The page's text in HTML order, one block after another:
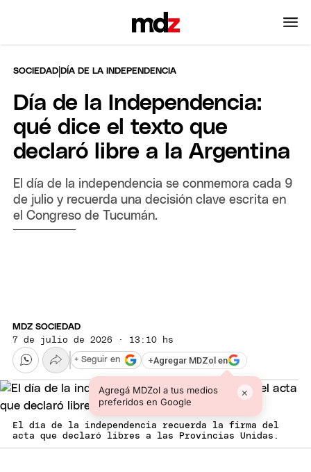
SOCIEDAD |DÍA DE LA INDEPENDENCIA
Día de la Independencia:
qué dice el texto que
declaró libre a la Argentina
El día de la independencia se conmemora cada 9
de julio y recuerda una decisión clave escrita en
el Congreso de Tucumán.
MDZ SOCIEDAD
7 de julio de 2026 · 13:10 hs
+Agregar MDZol en
Agregá MDZol a tus medios
preferidos en Google
×
+ Seguir en
El día de la independencia recuerda la firma del
acta que declaró libres a las Provincias Unidas.